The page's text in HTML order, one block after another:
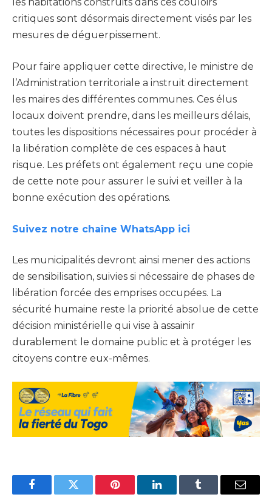
les habitations construits dans ces couloirs
critiques sont désormais directement visés par les
mesures de déguerpissement.
Pour faire appliquer cette directive, le ministre de
l’Administration territoriale a instruit directement
les maires des différentes communes. Ces élus
locaux doivent prendre, dans les meilleurs délais,
toutes les dispositions nécessaires pour procéder à
la libération complète de ces espaces à haut
risque. Les préfets ont également reçu une copie
de cette note pour assurer le suivi et veiller à la
bonne exécution des opérations.
Suivez notre chaîne WhatsApp ici
Les municipalités devront ainsi mener des actions
de sensibilisation, suivies si nécessaire de phases de
libération forcée des emprises occupées. La
sécurité humaine reste la priorité absolue de cette
décision ministérielle qui vise à assainir
durablement le domaine public et à protéger les
citoyens contre eux-mêmes.
FacebookTwitter Pinterest LinkedInTumblr Email